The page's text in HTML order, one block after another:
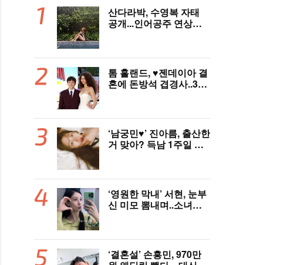
산다라박, 수영복 자태
공개...인어공주 연상케
톰 홀랜드, ♥︎젠데이아 결
혼에 돈방석 겹경사..350
‘남궁민♥’ 진아름, 출산한
거 맞아? 득남 1주일 만
‘영원한 막내’ 서현, 눈부
신 미모 뽐내며..소녀시
‘결혼설’ 손흥민, 970만